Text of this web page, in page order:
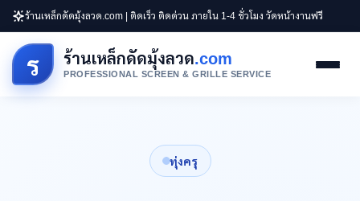
ร้านเหล็กดัดมุ้งลวด.com | ติดเร็ว ติดด่วน ภายใน 1-4 ชั่วโมง วัดหน้างานฟรี
ร ร้านเหล็กดัดมุ้งลวด.com
PROFESSIONAL SCREEN & GRILLE SERVICE
ทุ่งครุ